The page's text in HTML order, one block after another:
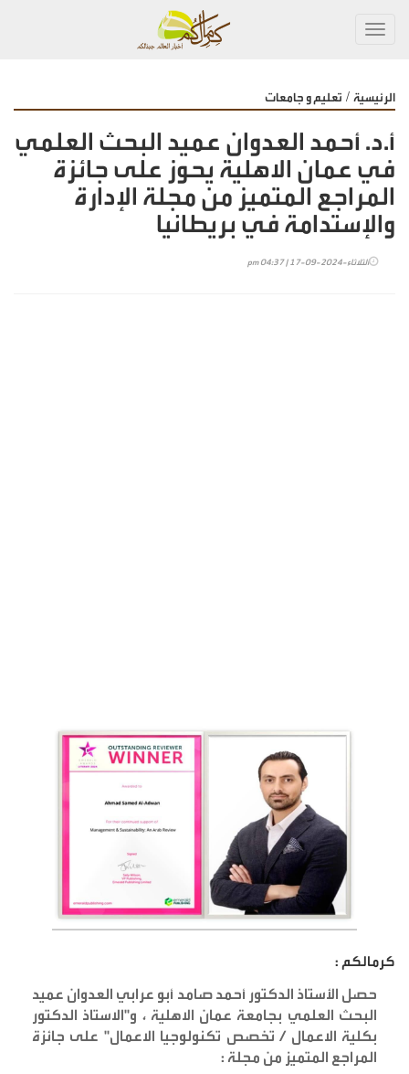
الرئيسية / تعليم و جامعات
أ.د. أحمد العدوان عميد البحث العلمي
في عمان الاهلية يحوز على جائزة
المراجع المتميز من مجلة الإدارة
والإستدامة في بريطانيا
الثلاثاء-2024-09-17 | 04:37 pm
كرمالكم :
حصل الأستاذ الدكتور أحمد صامد أبو عرابي العدوان عميد
البحث العلمي بجامعة عمان الاهلية ، و"الاستاذ الدكتور
بكلية الاعمال / تخصص تكنولوجيا الاعمال" على جائزة
المراجع المتميز من مجلة :